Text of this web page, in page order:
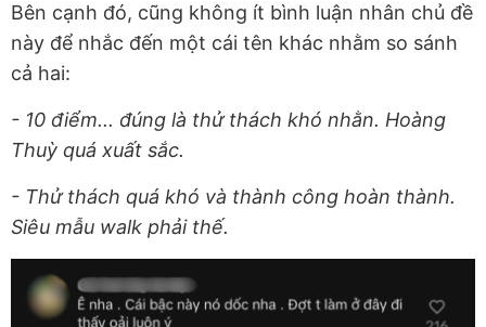
Bên cạnh đó, cũng không ít bình luận nhân chủ đề
này để nhắc đến một cái tên khác nhằm so sánh
cả hai:
- 10 điểm... đúng là thử thách khó nhằn. Hoàng
Thuỳ quá xuất sắc.
- Thử thách quá khó và thành công hoàn thành.
Siêu mẫu walk phải thế.